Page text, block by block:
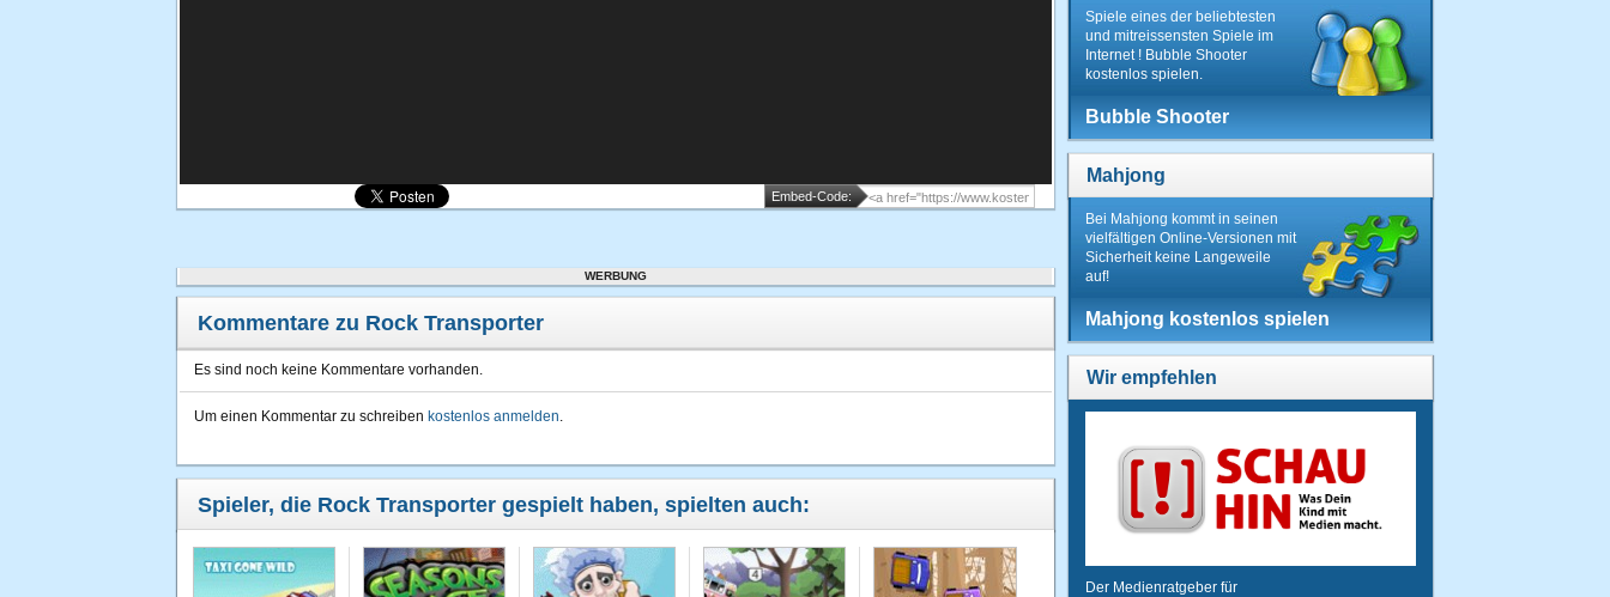
Embed-Code:
WERBUNG
Kommentare zu Rock Transporter
Es sind noch keine Kommentare vorhanden.
Um einen Kommentar zu schreiben kostenlos anmelden.
Spieler, die Rock Transporter gespielt haben, spielten auch:
Spiele eines der beliebtesten
und mitreissensten Spiele im
Internet ! Bubble Shooter
kostenlos spielen.
Bubble Shooter
Mahjong
Bei Mahjong kommt in seinen
vielfältigen Online-Versionen mit
Sicherheit keine Langeweile
auf!
Mahjong kostenlos spielen
Wir empfehlen
Der Medienratgeber für